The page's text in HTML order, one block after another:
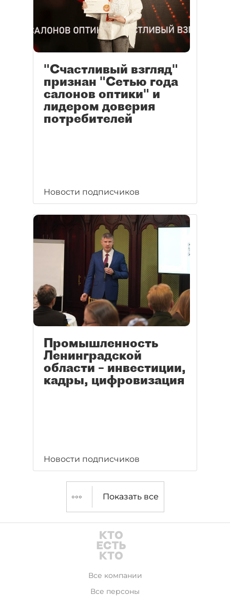
"Счастливый взгляд"
признан "Сетью года
салонов оптики" и
лидером доверия
потребителей
Новости подписчиков
Промышленность
Ленинградской
области – инвестиции,
кадры, цифровизация
Новости подписчиков
Показать все
Все компании
Все персоны